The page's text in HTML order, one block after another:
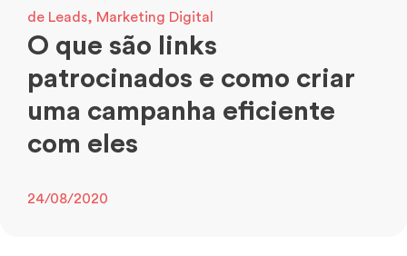
de Leads, Marketing Digital
O que são links
patrocinados e como criar
uma campanha eficiente
com eles
24/08/2020